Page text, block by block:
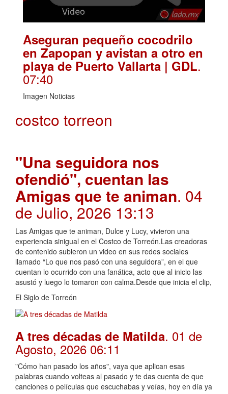
Aseguran pequeño cocodrilo
en Zapopan y avistan a otro en
playa de Puerto Vallarta | GDL.
07:40
Imagen Noticias
costco torreon
"Una seguidora nos
ofendió", cuentan las
Amigas que te animan. 04
de Julio, 2026 13:13
Las Amigas que te animan, Dulce y Lucy, vivieron una
experiencia sinigual en el Costco de Torreón.Las creadoras
de contenido subieron un video en sus redes sociales
llamado “Lo que nos pasó con una seguidora”, en el que
cuentan lo ocurrido con una fanática, acto que al inicio las
asustó y luego lo tomaron con calma.Desde que inicia el clip,
El Siglo de Torreón
A tres décadas de Matilda. 01 de
Agosto, 2026 06:11
"Cómo han pasado los años", vaya que aplican esas
palabras cuando volteas al pasado y te das cuenta de que
canciones o películas que escuchabas y veías, hoy en día ya